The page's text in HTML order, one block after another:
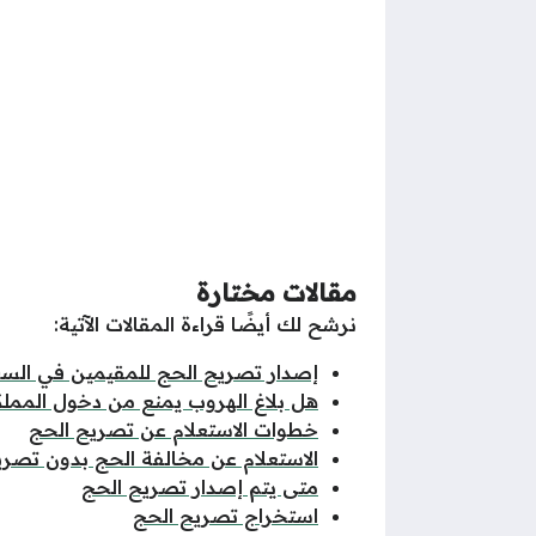
مقالات مختارة
نرشح لك أيضًا قراءة المقالات الآتية:
إصدار تصريح الحج للمقيمين في
هل بلاغ الهروب يمنع من دخول
خطوات الاستعلام عن تصريح الحج
الاستعلام عن مخالفة الحج بدون
متى يتم إصدار تصريح الحج
استخراج تصريح الحج